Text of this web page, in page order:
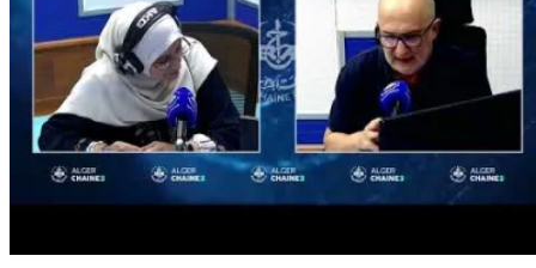
Sport
Portugal : Djouahra décisif dès la
première journée ! (vidéo)